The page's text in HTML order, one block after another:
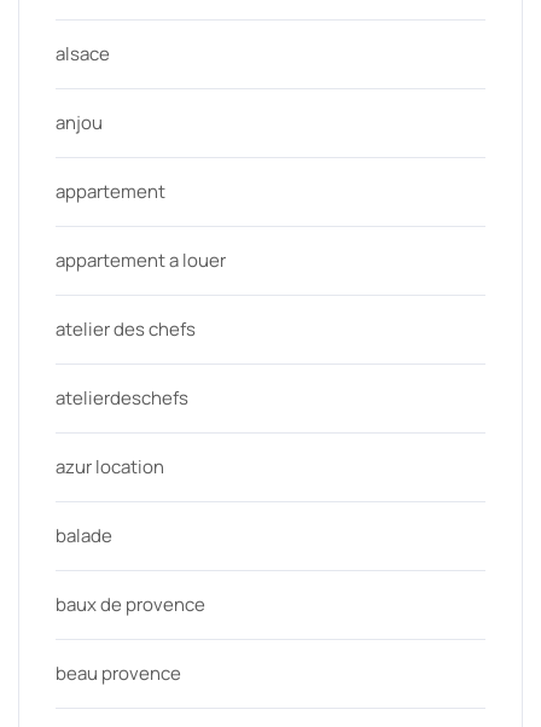
alsace
anjou
appartement
appartement a louer
atelier des chefs
atelierdeschefs
azur location
balade
baux de provence
beau provence